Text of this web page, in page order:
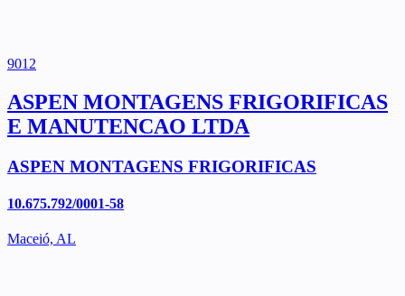
9012
ASPEN MONTAGENS FRIGORIFICAS
E MANUTENCAO LTDA
ASPEN MONTAGENS FRIGORIFICAS
10.675.792/0001-58
Maceió, AL